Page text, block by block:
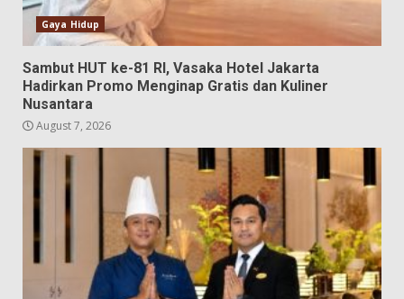
Gaya Hidup
Sambut HUT ke-81 RI, Vasaka Hotel Jakarta
Hadirkan Promo Menginap Gratis dan Kuliner
Nusantara
August 7, 2026